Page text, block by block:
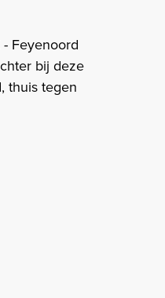
Feyenoord
bij deze
thuis tegen